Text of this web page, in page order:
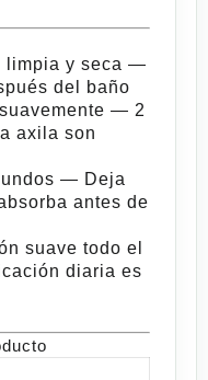
y seca —
del baño
— 2
axila son
— Deja
antes de
suave todo el
diaria es